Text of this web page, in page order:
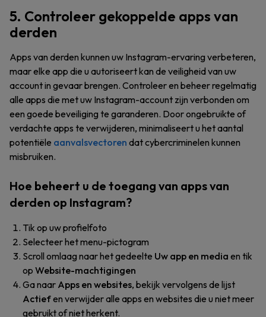
5. Controleer gekoppelde apps van
derden
Apps van derden kunnen uw Instagram-ervaring verbeteren,
maar elke app die u autoriseert kan de veiligheid van uw
account in gevaar brengen. Controleer en beheer regelmatig
alle apps die met uw Instagram-account zijn verbonden om
een goede beveiliging te garanderen. Door ongebruikte of
verdachte apps te verwijderen, minimaliseert u het aantal
potentiële aanvalsvectoren dat cybercriminelen kunnen
misbruiken.
Hoe beheert u de toegang van apps van
derden op Instagram?
Tik op uw profielfoto
Selecteer het menu-pictogram
Scroll omlaag naar het gedeelte Uw app en media en tik
op Website-machtigingen
Ga naar Apps en websites, bekijk vervolgens de lijst
Actiefen verwijder alle apps en websites die u niet meer
gebruikt of niet herkent.